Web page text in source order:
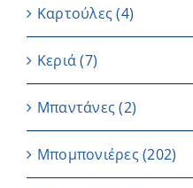
Καρτούλες (4)
Κεριά (7)
Μπαντάνες (2)
Μπομπονιέρες(202)